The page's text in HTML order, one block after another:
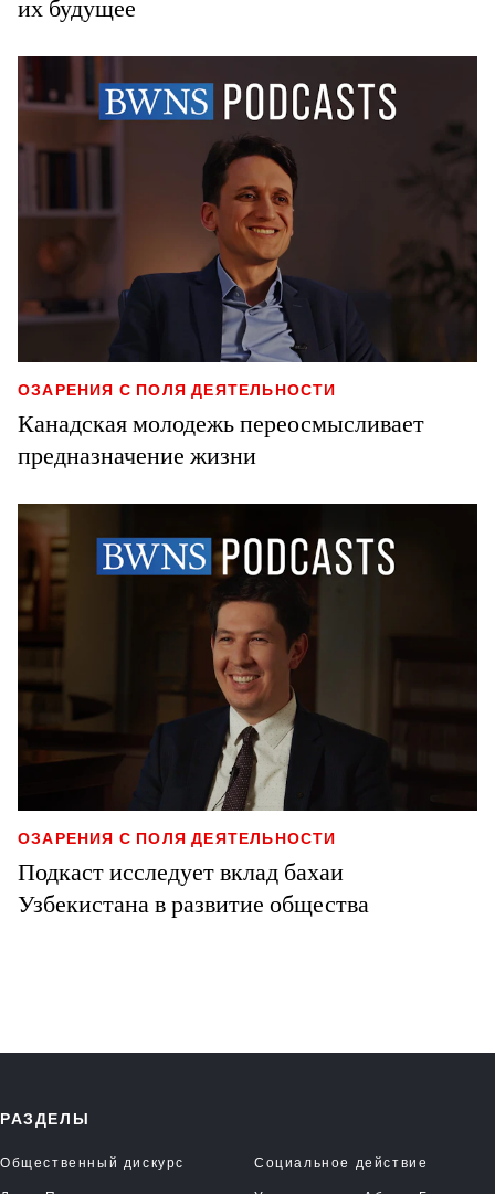
их будущее
ОЗАРЕНИЯ С ПОЛЯ ДЕЯТЕЛЬНОСТИ
Канадская молодежь переосмысливает
предназначение жизни
ОЗАРЕНИЯ С ПОЛЯ ДЕЯТЕЛЬНОСТИ
Подкаст исследует вклад бахаи
Узбекистана в развитие общества
РАЗДЕЛЫ
Общественный дискурс
Социальное действие